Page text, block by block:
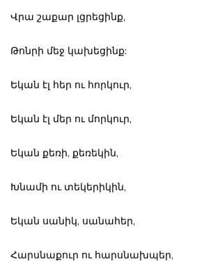
Վրա շաքար լցրեցինք,
Թոնրի մեջ կախեցինք:
Եկան էլ հեր ու հորկուր,
Եկան էլ մեր ու մորկուր,
Եկան քեռի, քեռեկին,
Խնամի ու տեկերիկին,
Եկան սանիկ, սանահեր,
Հարսնաքուր ու հարսնախպեր,